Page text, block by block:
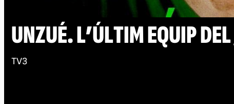
UNZUÉ. L’ÚLTIM EQUIP
TV3